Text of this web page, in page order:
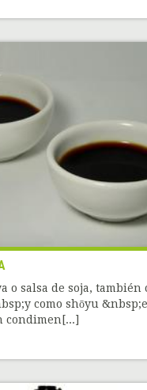
o salsa de soja, también
como shōyu
condimen[...]